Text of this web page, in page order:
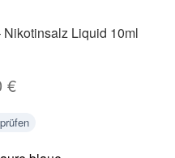
Liquid 10ml
€